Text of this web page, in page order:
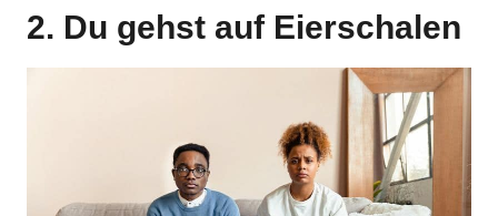
2. Du gehst auf Eierschalen